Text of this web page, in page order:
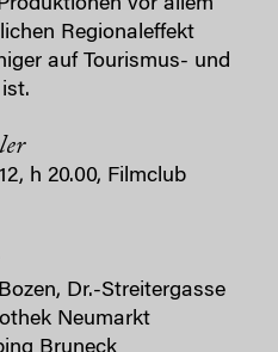
vor allem
Regionaleffekt
auf Tourismus- und
h 20.00, Filmclub
Dr.-Streitergasse
Neumarkt